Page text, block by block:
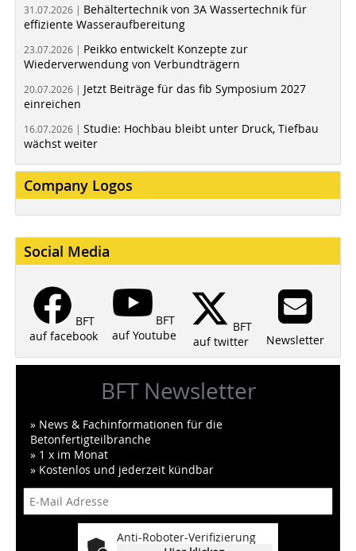
31.07.2026 | Behältertechnik von 3A Wassertechnik für
effiziente Wasseraufbereitung
23.07.2026 | Peikko entwickelt Konzepte zur
Wiederverwendung von Verbundträgern
20.07.2026 | Jetzt Beiträge für das fib Symposium 2027
einreichen
16.07.2026 | Studie: Hochbau bleibt unter Druck, Tiefbau
wächst weiter
Company Logos
Social Media
BFT
auf facebook
BFT
auf Youtube
BFT
auf twitter
Newsletter
BFT Newsletter
» News & Fachinformationen für die
Betonfertigteilbranche
» 1 x im Monat
» Kostenlos und jederzeit kündbar
Anti-Roboter-Verifizierung